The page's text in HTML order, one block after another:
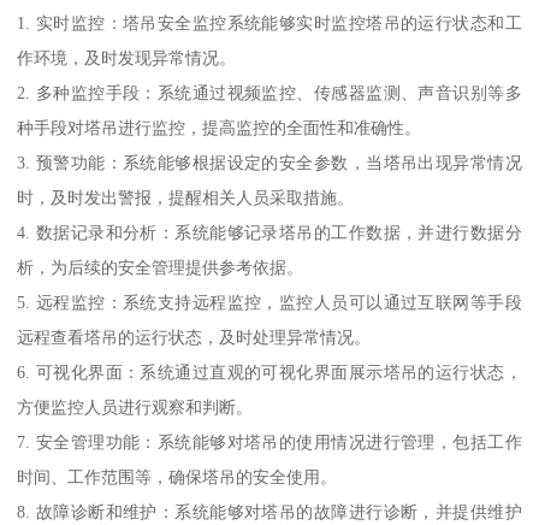
1. 实时监控：塔吊安全监控系统能够实时监控塔吊的运行状态和工
作环境，及时发现异常情况。
2. 多种监控手段：系统通过视频监控、传感器监测、声音识别等多
种手段对塔吊进行监控，提高监控的全面性和准确性。
3. 预警功能：系统能够根据设定的安全参数，当塔吊出现异常情况
时，及时发出警报，提醒相关人员采取措施。
4. 数据记录和分析：系统能够记录塔吊的工作数据，并进行数据分
析，为后续的安全管理提供参考依据。
5. 远程监控：系统支持远程监控，监控人员可以通过互联网等手段
远程查看塔吊的运行状态，及时处理异常情况。
6. 可视化界面：系统通过直观的可视化界面展示塔吊的运行状态，
方便监控人员进行观察和判断。
7. 安全管理功能：系统能够对塔吊的使用情况进行管理，包括工作
时间、工作范围等，确保塔吊的安全使用。
8. 故障诊断和维护：系统能够对塔吊的故障进行诊断，并提供维护